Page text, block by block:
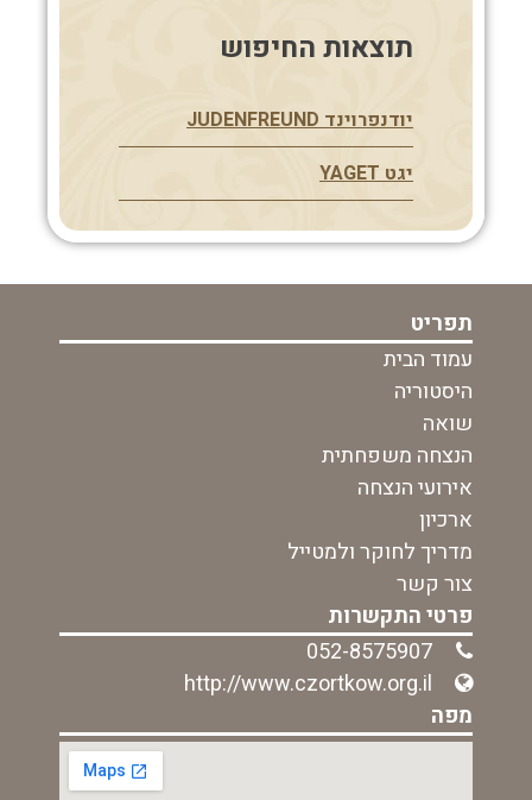
תוצאות החיפוש
יודנפרוינד JUDENFREUND
יגט YAGET
תפריט
עמוד הבית
היסטוריה
שואה
הנצחה משפחתית
אירועי הנצחה
ארכיון
מדריך לחוקר ולמטייל
צור קשר
פרטי התקשרות
מפה